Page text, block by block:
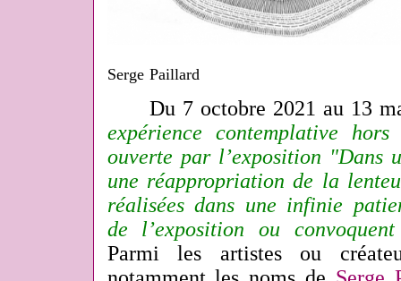
Serge Paillard
Du 7 octobre 2021 au 13
expérience contemplative
ouverte par l’exposition "Dans
une réappropriation de la
réalisées dans une infinie
de l’exposition ou
Parmi les artistes ou